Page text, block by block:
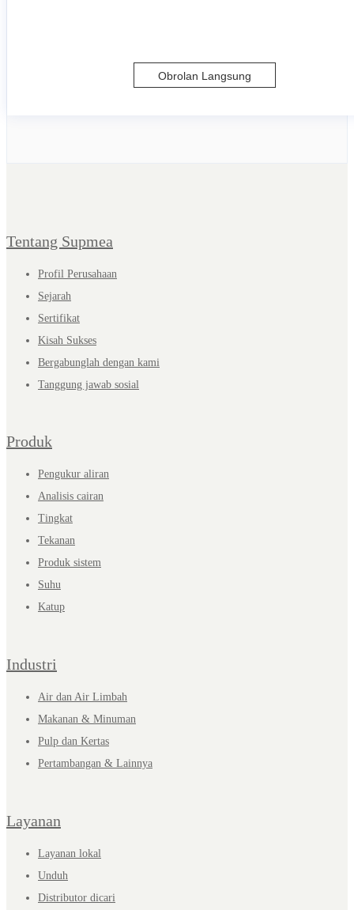
Obrolan Langsung
Tentang Supmea
Profil Perusahaan
Sejarah
Sertifikat
Kisah Sukses
Bergabunglah dengan kami
Tanggung jawab sosial
Produk
Pengukur aliran
Analisis cairan
Tingkat
Tekanan
Produk sistem
Suhu
Katup
Industri
Air dan Air Limbah
Makanan & Minuman
Pulp dan Kertas
Pertambangan & Lainnya
Layanan
Layanan lokal
Unduh
Distributor dicari